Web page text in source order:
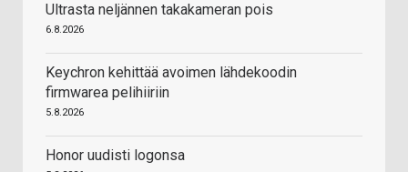
Ultrasta neljännen takakameran pois
6.8.2026
Keychron kehittää avoimen lähdekoodin
firmwarea pelihiiriin
5.8.2026
Honor uudisti logonsa